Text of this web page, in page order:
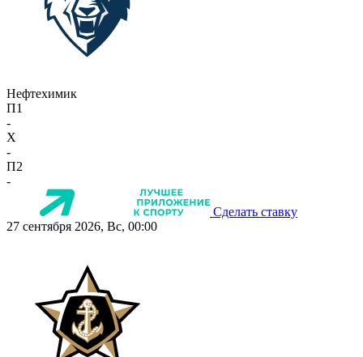
Нефтехимик
П1
-
X
-
П2
-
Сделать ставку
27 сентября 2026, Вс, 00:00